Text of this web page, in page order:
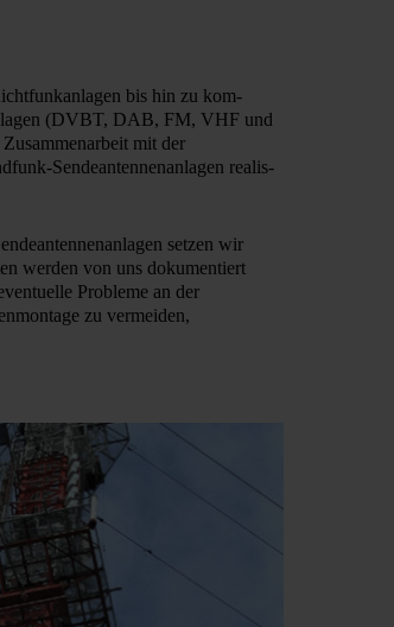
bis hin zu kom­
(DVB­T, DAB, FM, VHF und
mit der
Sendean­ten­nen­anl­agen re­alis­
set­zen wir
werden von uns dokumentiert
Probleme an der
zu vermeiden,